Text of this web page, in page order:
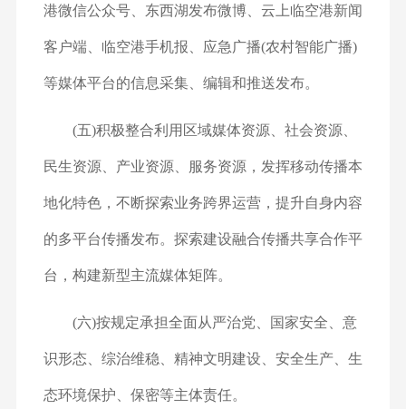
港微信公众号、东西湖发布微博、云上临空港新闻
客户端、临空港手机报、应急广播(农村智能广播)
等媒体平台的信息采集、编辑和推送发布。
(五)积极整合利用区域媒体资源、社会资源、
民生资源、产业资源、服务资源，发挥移动传播本
地化特色，不断探索业务跨界运营，提升自身内容
的多平台传播发布。探索建设融合传播共享合作平
台，构建新型主流媒体矩阵。
(六)按规定承担全面从严治党、国家安全、意
识形态、综治维稳、精神文明建设、安全生产、生
态环境保护、保密等主体责任。